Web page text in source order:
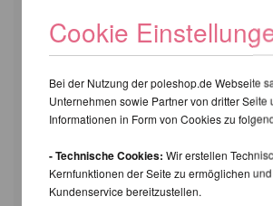
XS
83 cm 63
M
93 cm
L
98 cm
Cookie
Bei der Nutzung der poleshop.de Webseite
Unternehmen sowie Partner von dritter Seite
Informationen in Form von Cookies zu
- Technische Cookies: Wir erstellen
Kernfunktionen der Seite zu ermöglichen
Kundenservice bereitzustellen.